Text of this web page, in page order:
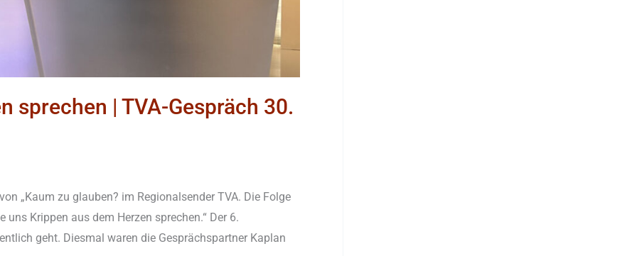
sprechen | TVA-Gespräch 30.
„Kaum zu glauben? im Regionalsender TVA. Die Folge
Krippen aus dem Herzen sprechen.“ Der 6.
geht. Diesmal waren die Gesprächspartner Kaplan